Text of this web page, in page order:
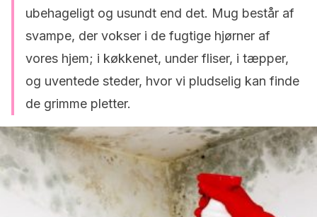
ubehageligt og usundt end det. Mug består af
svampe, der vokser i de fugtige hjørner af
vores hjem; i køkkenet, under fliser, i tæpper,
og uventede steder, hvor vi pludselig kan finde
de grimme pletter.